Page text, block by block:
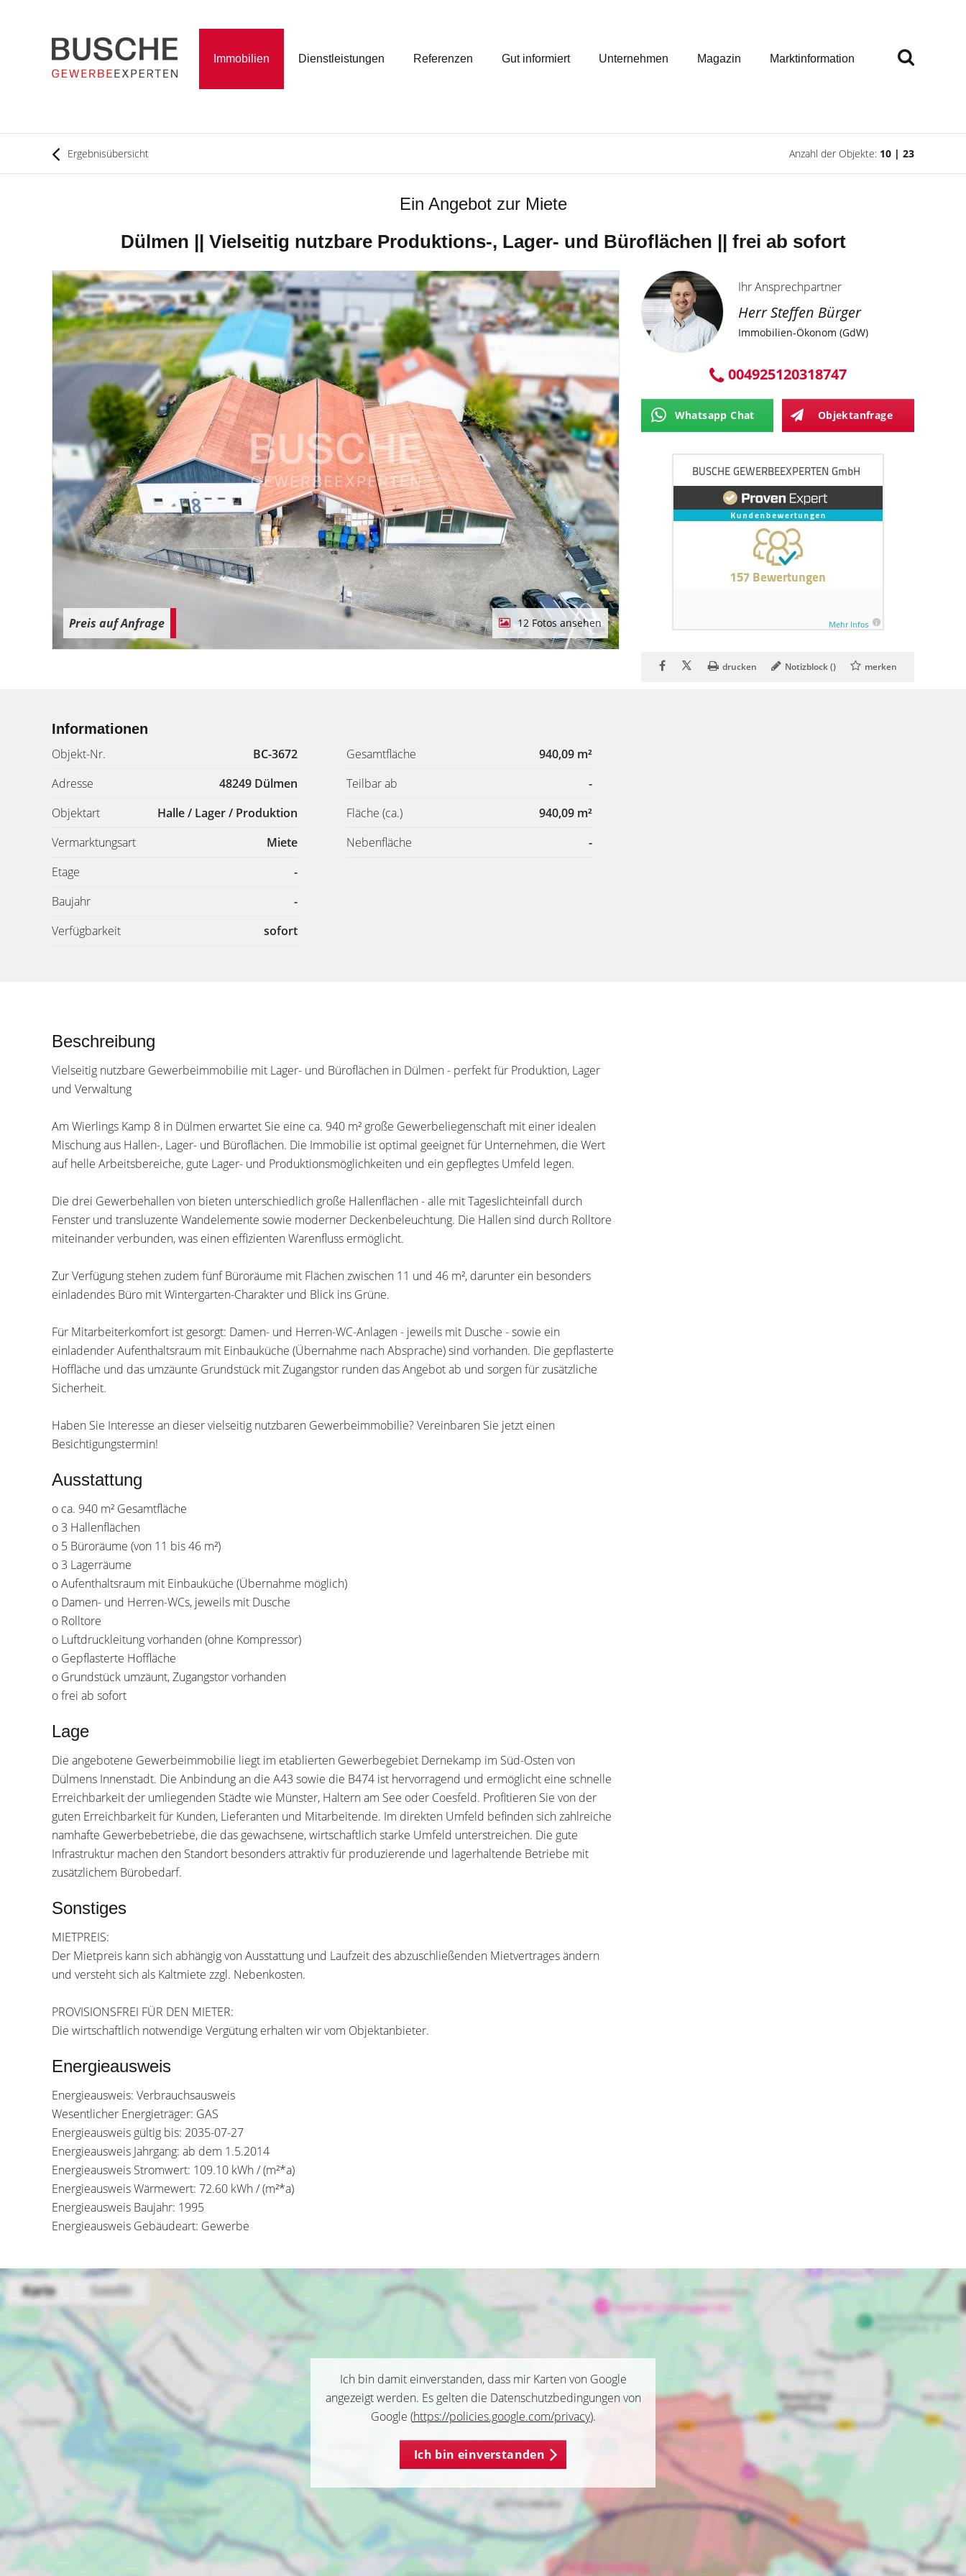
Immobilien Dienstleistungen Referenzen Gut informiert Unternehmen Magazin Marktinformation
Ergebnisübersicht Anzahl der Objekte: 10 | 23
Ein Angebot zur Miete
Dülmen || Vielseitig nutzbare Produktions-, Lager- und Büroflächen || frei ab sofort
Preis auf Anfrage 12 Fotos ansehen
Ihr Ansprechpartner
Herr Steffen Bürger
Immobilien-Ökonom (GdW)
004925120318747
Whatsapp Chat Objektanfrage
drucken Notizblock () merken
Informationen
Objekt-Nr.
BC-3672
Adresse
48249 Dülmen
Objektart
Halle / Lager / Produktion
Vermarktungsart
Miete
Etage
-
Baujahr
-
Verfügbarkeit
sofort
Gesamtfläche
940,09 m²
Teilbar ab
-
Fläche (ca.)
940,09 m²
Nebenfläche
-
Beschreibung
Vielseitig nutzbare Gewerbeimmobilie mit Lager- und Büroflächen in Dülmen - perfekt für Produktion, Lager
und Verwaltung
Am Wierlings Kamp 8 in Dülmen erwartet Sie eine ca. 940 m² große Gewerbeliegenschaft mit einer idealen
Mischung aus Hallen-, Lager- und Büroflächen. Die Immobilie ist optimal geeignet für Unternehmen, die Wert
auf helle Arbeitsbereiche, gute Lager- und Produktionsmöglichkeiten und ein gepflegtes Umfeld legen.
Die drei Gewerbehallen von bieten unterschiedlich große Hallenflächen - alle mit Tageslichteinfall durch
Fenster und transluzente Wandelemente sowie moderner Deckenbeleuchtung. Die Hallen sind durch Rolltore
miteinander verbunden, was einen effizienten Warenfluss ermöglicht.
Zur Verfügung stehen zudem fünf Büroräume mit Flächen zwischen 11 und 46 m², darunter ein besonders
einladendes Büro mit Wintergarten-Charakter und Blick ins Grüne.
Für Mitarbeiterkomfort ist gesorgt: Damen- und Herren-WC-Anlagen - jeweils mit Dusche - sowie ein
einladender Aufenthaltsraum mit Einbauküche (Übernahme nach Absprache) sind vorhanden. Die gepflasterte
Hoffläche und das umzäunte Grundstück mit Zugangstor runden das Angebot ab und sorgen für zusätzliche
Sicherheit.
Haben Sie Interesse an dieser vielseitig nutzbaren Gewerbeimmobilie? Vereinbaren Sie jetzt einen
Besichtigungstermin!
Ausstattung
o ca. 940 m² Gesamtfläche
o 3 Hallenflächen
o 5 Büroräume (von 11 bis 46 m²)
o 3 Lagerräume
o Aufenthaltsraum mit Einbauküche (Übernahme möglich)
o Damen- und Herren-WCs, jeweils mit Dusche
o Rolltore
o Luftdruckleitung vorhanden (ohne Kompressor)
o Gepflasterte Hoffläche
o Grundstück umzäunt, Zugangstor vorhanden
o frei ab sofort
Lage
Die angebotene Gewerbeimmobilie liegt im etablierten Gewerbegebiet Dernekamp im Süd-Osten von
Dülmens Innenstadt. Die Anbindung an die A43 sowie die B474 ist hervorragend und ermöglicht eine schnelle
Erreichbarkeit der umliegenden Städte wie Münster, Haltern am See oder Coesfeld. Profitieren Sie von der
guten Erreichbarkeit für Kunden, Lieferanten und Mitarbeitende. Im direkten Umfeld befinden sich zahlreiche
namhafte Gewerbebetriebe, die das gewachsene, wirtschaftlich starke Umfeld unterstreichen. Die gute
Infrastruktur machen den Standort besonders attraktiv für produzierende und lagerhaltende Betriebe mit
zusätzlichem Bürobedarf.
Sonstiges
MIETPREIS:
Der Mietpreis kann sich abhängig von Ausstattung und Laufzeit des abzuschließenden Mietvertrages ändern
und versteht sich als Kaltmiete zzgl. Nebenkosten.
PROVISIONSFREI FÜR DEN MIETER:
Die wirtschaftlich notwendige Vergütung erhalten wir vom Objektanbieter.
Energieausweis
Energieausweis: Verbrauchsausweis
Wesentlicher Energieträger: GAS
Energieausweis gültig bis: 2035-07-27
Energieausweis Jahrgang: ab dem 1.5.2014
Energieausweis Stromwert: 109.10 kWh / (m²*a)
Energieausweis Wärmewert: 72.60 kWh / (m²*a)
Energieausweis Baujahr: 1995
Energieausweis Gebäudeart: Gewerbe
Ich bin damit einverstanden, dass mir Karten von Google
angezeigt werden. Es gelten die Datenschutzbedingungen von
Google (https://policies.google.com/privacy).
Ich bin einverstanden